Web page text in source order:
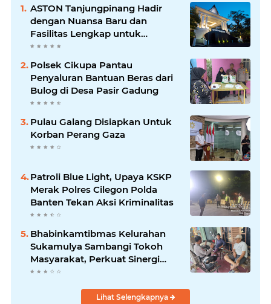
ASTON Tanjungpinang Hadir
dengan Nuansa Baru dan
Fasilitas Lengkap untuk
Kenyamanan Tamu
Polsek Cikupa Pantau
Penyaluran Bantuan Beras dari
Bulog di Desa Pasir Gadung
Pulau Galang Disiapkan Untuk
Korban Perang Gaza
Patroli Blue Light, Upaya KSKP
Merak Polres Cilegon Polda
Banten Tekan Aksi Kriminalitas
Bhabinkamtibmas Kelurahan
Sukamulya Sambangi Tokoh
Masyarakat, Perkuat Sinergi
Jaga Kamtibmas
Lihat Selengkapnya